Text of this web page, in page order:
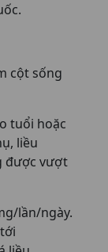
cột sống
tuổi hoặc
liều
được vượt
lần/ngày.